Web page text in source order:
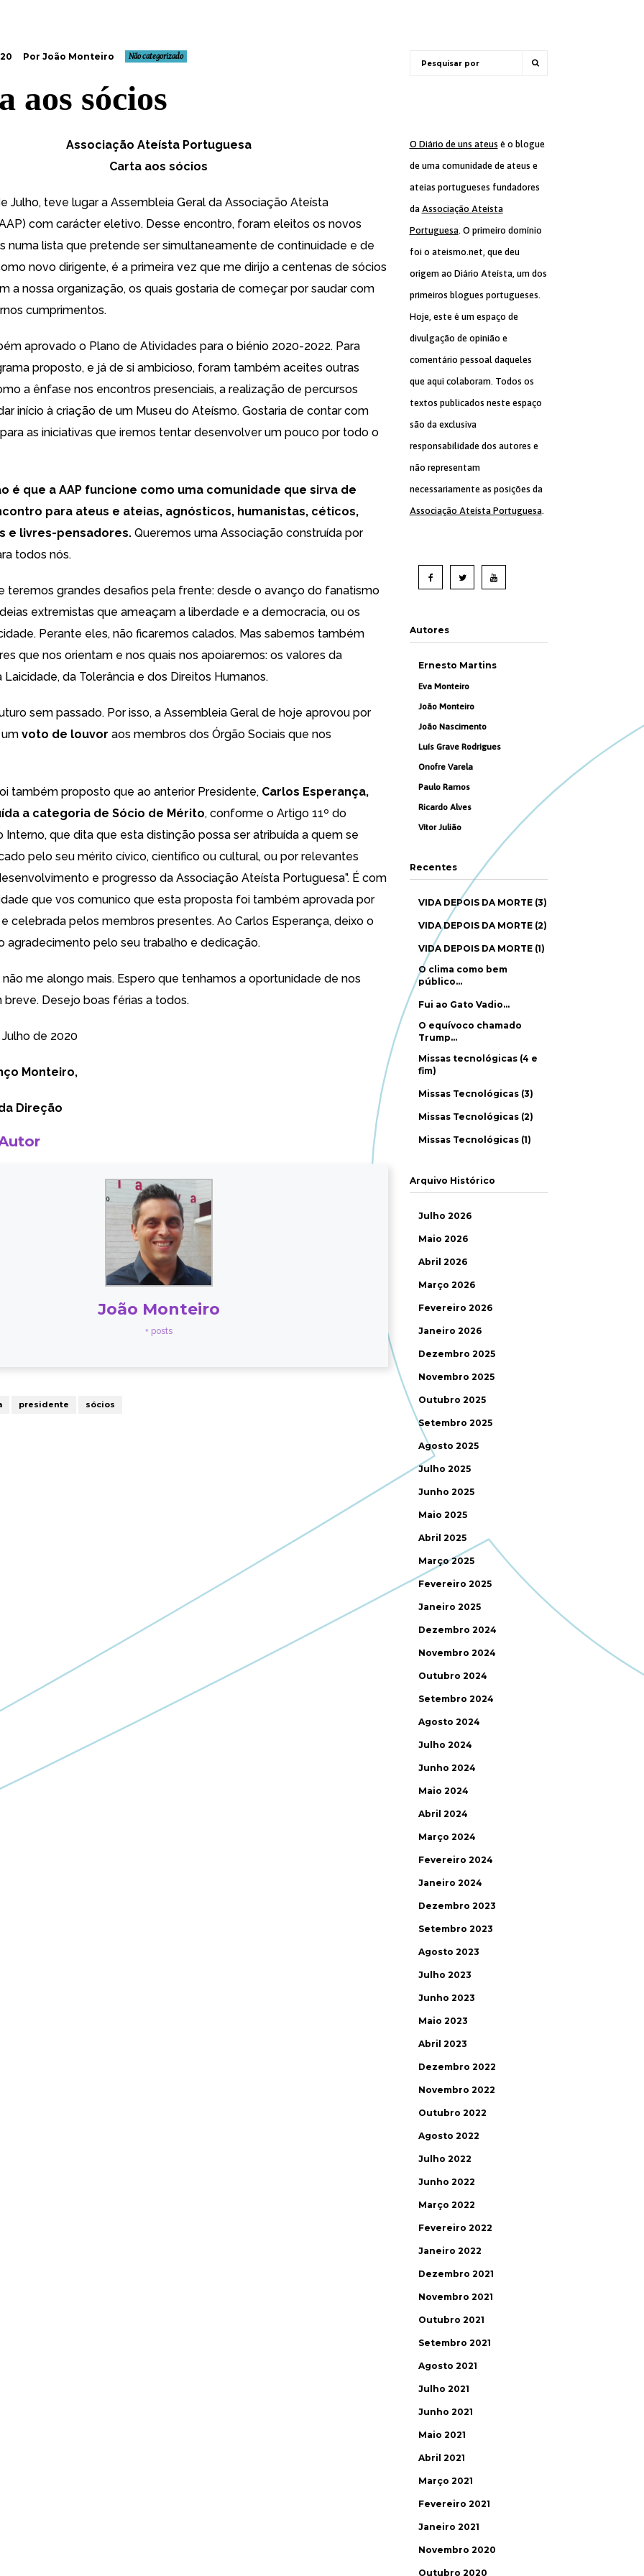
Por João Monteiro Não categorizado
aos sócios
Associação Ateísta Portuguesa
Carta aos sócios
Julho, teve lugar a Assembleia Geral da Associação Ateísta
com carácter eletivo. Desse encontro, foram eleitos os novos
numa lista que pretende ser simultaneamente de continuidade e de
novo dirigente, é a primeira vez que me dirijo a centenas de sócios
a nossa organização, os quais gostaria de começar por saudar com
cumprimentos.
aprovado o Plano de Atividades para o biénio 2020-2022. Para
proposto, e já de si ambicioso, foram também aceites outras
a ênfase nos encontros presenciais, a realização de percursos
início à criação de um Museu do Ateísmo. Gostaria de contar com
as iniciativas que iremos tentar desenvolver um pouco por todo o
é que a AAP funcione como uma comunidade que sirva de
para ateus e ateias, agnósticos, humanistas, céticos,
e livres-pensadores. Queremos uma Associação construída por
todos nós.
teremos grandes desafios pela frente: desde o avanço do fanatismo
extremistas que ameaçam a liberdade e a democracia, ou os
Perante eles, não ficaremos calados. Mas sabemos também
que nos orientam e nos quais nos apoiaremos: os valores da
Laicidade, da Tolerância e dos Direitos Humanos.
sem passado. Por isso, a Assembleia Geral de hoje aprovou por
voto de louvor aos membros dos Órgão Sociais que nos
também proposto que ao anterior Presidente, Carlos Esperança,
a categoria de Sócio de Mérito, conforme o Artigo 11º do
Interno, que dita que esta distinção possa ser atribuída a quem se
pelo seu mérito cívico, científico ou cultural, ou por relevantes
e progresso da Associação Ateísta Portuguesa”. É com
que vos comunico que esta proposta foi também aprovada por
celebrada pelos membros presentes. Ao Carlos Esperança, deixo o
agradecimento pelo seu trabalho e dedicação.
não me alongo mais. Espero que tenhamos a oportunidade de nos
breve. Desejo boas férias a todos.
de 2020
Monteiro,
Direção
João Monteiro
+ posts
presidente sócios
O Diário de uns ateus é o blogue
de uma comunidade de ateus e
ateias portugueses fundadores
da Associação Ateísta
Portuguesa. O primeiro domínio
foi o ateismo.net, que deu
origem ao Diário Ateísta, um dos
primeiros blogues portugueses.
Hoje, este é um espaço de
divulgação de opinião e
comentário pessoal daqueles
que aqui colaboram. Todos os
textos publicados neste espaço
são da exclusiva
responsabilidade dos autores e
não representam
necessariamente as posições da
Associação Ateísta Portuguesa.
Autores
Ernesto Martins
Eva Monteiro
João Monteiro
João Nascimento
Luís Grave Rodrigues
Onofre Varela
Paulo Ramos
Ricardo Alves
Vítor Julião
Recentes
VIDA DEPOIS DA MORTE (3)
VIDA DEPOIS DA MORTE (2)
VIDA DEPOIS DA MORTE (1)
O clima como bem
público…
Fui ao Gato Vadio…
O equívoco chamado
Trump…
Missas tecnológicas (4 e
fim)
Missas Tecnológicas (3)
Missas Tecnológicas (2)
Missas Tecnológicas (1)
Arquivo Histórico
Julho 2026
Maio 2026
Abril 2026
Março 2026
Fevereiro 2026
Janeiro 2026
Dezembro 2025
Novembro 2025
Outubro 2025
Setembro 2025
Agosto 2025
Julho 2025
Junho 2025
Maio 2025
Abril 2025
Março 2025
Fevereiro 2025
Janeiro 2025
Dezembro 2024
Novembro 2024
Outubro 2024
Setembro 2024
Agosto 2024
Julho 2024
Junho 2024
Maio 2024
Abril 2024
Março 2024
Fevereiro 2024
Janeiro 2024
Dezembro 2023
Setembro 2023
Agosto 2023
Julho 2023
Junho 2023
Maio 2023
Abril 2023
Dezembro 2022
Novembro 2022
Outubro 2022
Agosto 2022
Julho 2022
Junho 2022
Março 2022
Fevereiro 2022
Janeiro 2022
Dezembro 2021
Novembro 2021
Outubro 2021
Setembro 2021
Agosto 2021
Julho 2021
Junho 2021
Maio 2021
Abril 2021
Março 2021
Fevereiro 2021
Janeiro 2021
Novembro 2020
Outubro 2020